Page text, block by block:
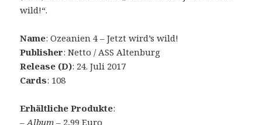
wild!“.
Name: Ozeanien 4 – Jetzt wird’s wild!
Publisher: Netto / ASS Altenburg
Release (D): 24. Juli 2017
Cards: 108
Erhältliche Produkte:
–Album – 2,99 Euro